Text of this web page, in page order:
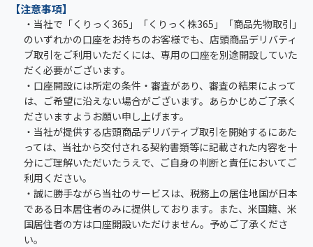
【注意事項】
・当社で「くりっく365」「くりっく株365」「商品先物取引」
のいずれかの口座をお持ちのお客様でも、店頭商品デリバティ
ブ取引をご利用いただくには、専用の口座を別途開設していた
だく必要がございます。
・口座開設には所定の条件・審査があり、審査の結果によって
は、ご希望に沿えない場合がございます。あらかじめご了承く
ださいますようお願い申し上げます。
・当社が提供する店頭商品デリバティブ取引を開始するにあた
っては、当社から交付される契約書類等に記載された内容を十
分にご理解いただいたうえで、ご自身の判断と責任においてご
利用ください。
・誠に勝手ながら当社のサービスは、税務上の居住地国が日本
である日本居住者のみに提供しております。また、米国籍、米
国居住者の方は口座開設いただけません。予めご了承くださ
い。